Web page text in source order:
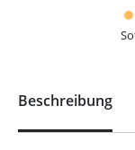
Beschreibung